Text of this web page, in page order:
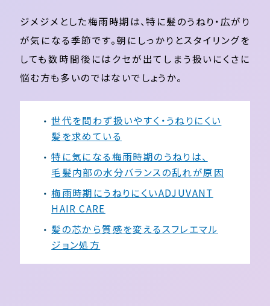
ジメジメとした梅雨時期は、特に髪のうねり・広がり
が気になる季節です。朝にしっかりとスタイリングを
しても数時間後にはクセが出てしまう扱いにくさに
悩む方も多いのではないでしょうか。
世代を問わず扱いやすく・うねりにくい
髪を求めている
特に気になる梅雨時期のうねりは、
毛髪内部の水分バランスの乱れが原因
梅雨時期にうねりにくいADJUVANT
HAIR CARE
髪の芯から質感を変えるスフレエマル
ジョン処方